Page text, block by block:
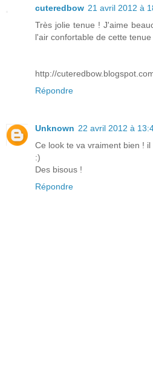
cuteredbow 21 avril 2012 à
Très jolie tenue ! J'aime
l'air confortable de cette tenue
http://
Répondre
Unknown 22 avril 2012 à
Ce look te va vraiment bien !
:)
Des bisous !
Répondre